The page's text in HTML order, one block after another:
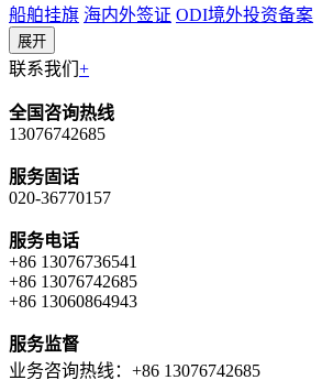
船舶挂旗 海内外签证 ODI境外投资备案
展开
联系我们 +
全国咨询热线
13076742685
服务固话
020-36770157
服务电话
+86 13076736541
+86 13076742685
+86 13060864943
服务监督
业务咨询热线：+86 13076742685